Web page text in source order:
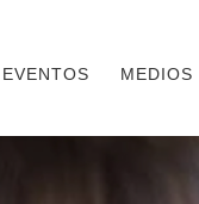
EVENTOS MEDIOS